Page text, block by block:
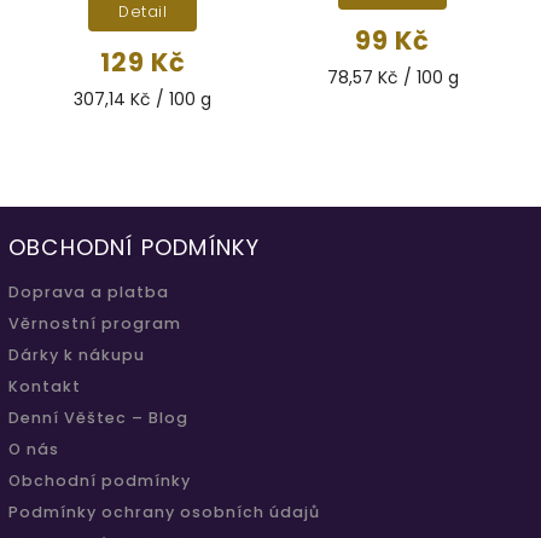
129 Kč
307,14 Kč / 100 g
Detail
99 Kč
78,57 Kč / 100 g
OBCHODNÍ PODMÍNKY
Doprava a platba
Věrnostní program
Dárky k nákupu
Kontakt
Denní Věštec – Blog
O nás
Obchodní podmínky
Podmínky ochrany osobních údajů